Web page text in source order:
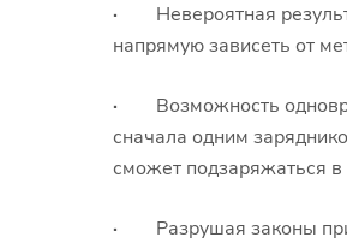
· Невероятная
напрямую зависеть от
· Возможность
сначала одним
сможет подзаряжаться
·
Разрушая законы